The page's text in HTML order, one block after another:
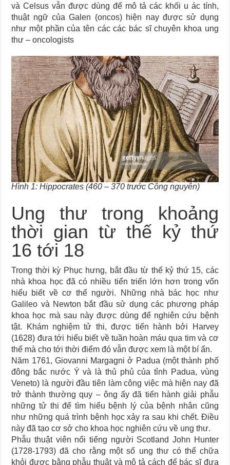
và Celsus vẫn được dùng để mô tả các khối u ác tính,
thuật ngữ của Galen (oncos) hiện nay được sử dụng
như một phần của tên các các bác sĩ chuyên khoa ung
thư – oncologists
Hình 1: Hippocrates (460 – 370 trước Công nguyên)
Ung thư trong khoảng
thời gian từ thế kỷ thứ
16 tới 18
Trong thời kỳ Phục hưng, bắt đầu từ thế kỷ thứ 15, các
nhà khoa học đã có nhiều tiến triển lớn hơn trong vốn
hiểu biết về cơ thể người. Những nhà bác học như
Galileo và Newton bắt đầu sử dụng các phương pháp
khoa học mà sau này được dùng để nghiên cứu bệnh
tật. Khám nghiệm tử thi, được tiến hành bởi Harvey
(1628) đưa tới hiểu biết về tuần hoàn máu qua tim và cơ
thể mà cho tới thời điểm đó vẫn được xem là một bí ẩn.
Năm 1761, Giovanni Margagni ở Padua (một thành phố
đông bắc nước Ý và là thủ phủ của tỉnh Padua, vùng
Veneto) là người đầu tiên làm công việc mà hiện nay đã
trở thành thường quy – ông ấy đã tiến hành giải phẫu
những tử thi để tìm hiểu bệnh lý của bệnh nhân cũng
như những quá trình bệnh học xảy ra sau khi chết. Điều
này đã tạo cơ sở cho khoa học nghiên cứu về ung thư.
Phẫu thuật viên nổi tiếng người Scotland John Hunter
(1728-1793) đã cho rằng một số ung thư có thể chữa
khỏi được bằng phẫu thuật và mô tả cách để bác sĩ đưa